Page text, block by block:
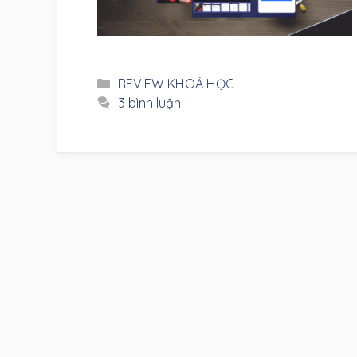
Danh
mục
REVIEW KHOÁ HỌC
3 bình luận